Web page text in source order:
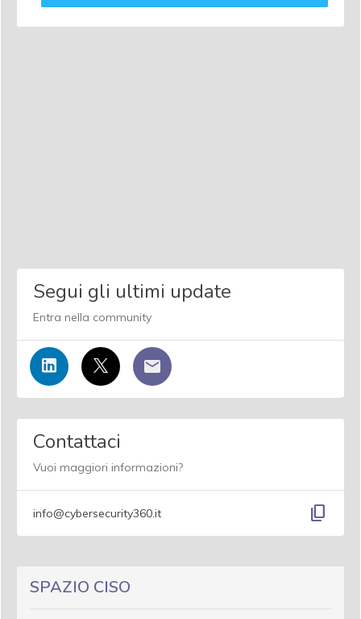
Segui gli ultimi update
Entra nella community
Contattaci
Vuoi maggiori informazioni?
info@cybersecurity360.it content_copy
SPAZIO CISO